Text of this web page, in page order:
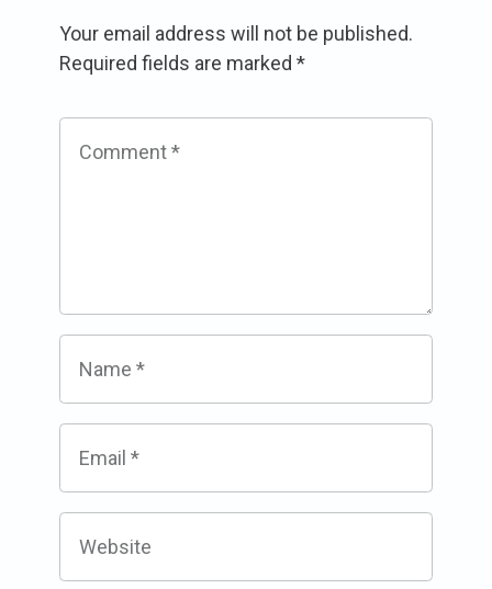
Your email address will not be published.
Required fields are marked *
Comment*
Name *
Email *
Website